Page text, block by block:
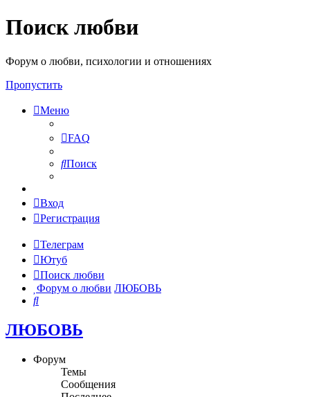
Поиск любви
Форум о любви, психологии и отношениях
Пропустить
Меню
FAQ
Поиск
Вход
Регистрация
Телеграм
Ютуб
Поиск любви
Форум о любви ЛЮБОВЬ
Поиск
ЛЮБОВЬ
Форум
Темы
Сообщения